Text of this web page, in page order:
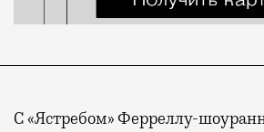
С «Ястребом» Ферреллу-